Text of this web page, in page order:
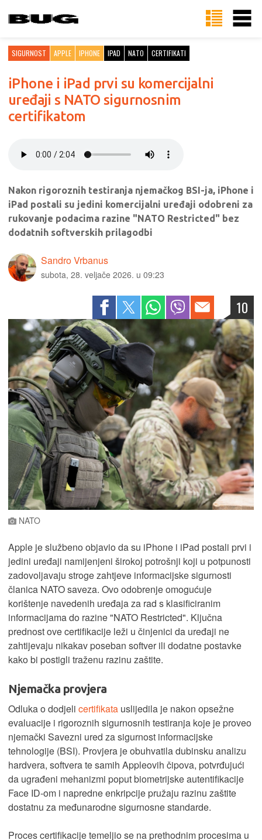
SIGURNOST APPLE IPHONE IPAD NATO CERTIFIKATI
iPhone i iPad prvi su komercijalni
uređaji s NATO sigurnosnim
certifikatom
Nakon rigoroznih testiranja njemačkog BSI-ja, iPhone i
iPad postali su jedini komercijalni uređaji odobreni za
rukovanje podacima razine "NATO Restricted" bez
dodatnih softverskih prilagodbi
Sandro Vrbanus
subota, 28. veljače 2026. u 09:23
10
NATO
Apple je službeno objavio da su iPhone i iPad postali prvi i
jedini uređaji namijenjeni širokoj potrošnji koji u potpunosti
zadovoljavaju stroge zahtjeve informacijske sigurnosti
članica NATO saveza. Ovo odobrenje omogućuje
korištenje navedenih uređaja za rad s klasificiranim
informacijama do razine "NATO Restricted". Ključna
prednost ove certifikacije leži u činjenici da uređaji ne
zahtijevaju nikakav poseban softver ili dodatne postavke
kako bi postigli traženu razinu zaštite.
Njemačka provjera
Odluka o dodjeli certifikata uslijedila je nakon opsežne
evaluacije i rigoroznih sigurnosnih testiranja koje je proveo
njemački Savezni ured za sigurnost informacijske
tehnologije (BSI). Provjera je obuhvatila dubinsku analizu
hardvera, softvera te samih Appleovih čipova, potvrđujući
da ugrađeni mehanizmi poput biometrijske autentifikacije
Face ID-om i napredne enkripcije pružaju razinu zaštite
dostatnu za međunarodne sigurnosne standarde.
Proces certifikacije temeljio se na prethodnim procesima u